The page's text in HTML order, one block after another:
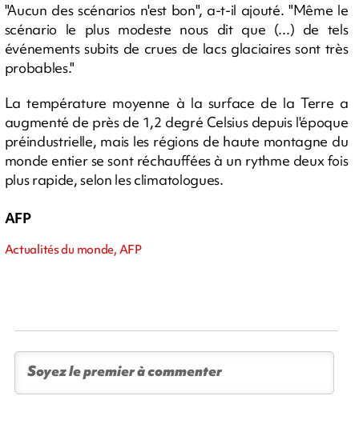
"Aucun des scénarios n'est bon", a-t-il ajouté. "Même le
scénario le plus modeste nous dit que (...) de tels
événements subits de crues de lacs glaciaires sont très
probables."
La température moyenne à la surface de la Terre a
augmenté de près de 1,2 degré Celsius depuis l'époque
préindustrielle, mais les régions de haute montagne du
monde entier se sont réchauffées à un rythme deux fois
plus rapide, selon les climatologues.
AFP
Actualités du monde, AFP